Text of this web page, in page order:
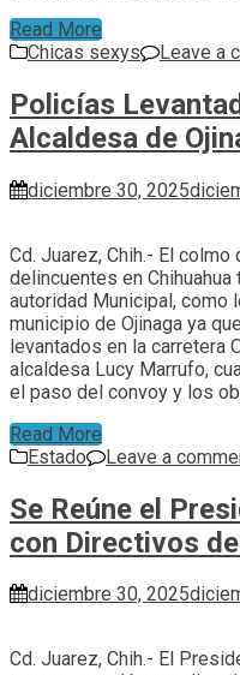
Read More
Chicas sexys
Leave a
Policías
Alcaldesa de
diciembre 30, 2025
Cd. Juarez, Chih.- El
delincuentes en
autoridad Municipal, como
municipio de Ojinaga ya
levantados en la carretera
alcaldesa Lucy Marrufo,
el paso del convoy y los
Read More
Estado
Leave a
Se Reúne el
con Directivos
diciembre 30, 2025
Cd. Juarez, Chih.- El